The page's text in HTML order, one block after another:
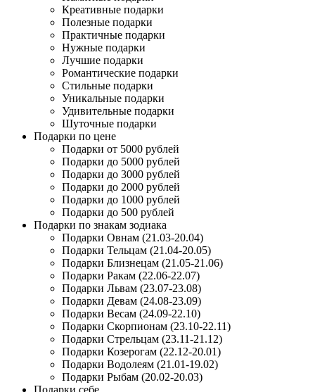
Креативные подарки
Полезные подарки
Практичные подарки
Нужные подарки
Лучшие подарки
Романтические подарки
Стильные подарки
Уникальные подарки
Удивительные подарки
Шуточные подарки
Подарки по цене
Подарки от 5000 рублей
Подарки до 5000 рублей
Подарки до 3000 рублей
Подарки до 2000 рублей
Подарки до 1000 рублей
Подарки до 500 рублей
Подарки по знакам зодиака
Подарки Овнам (21.03-20.04)
Подарки Тельцам (21.04-20.05)
Подарки Близнецам (21.05-21.06)
Подарки Ракам (22.06-22.07)
Подарки Львам (23.07-23.08)
Подарки Девам (24.08-23.09)
Подарки Весам (24.09-22.10)
Подарки Скорпионам (23.10-22.11)
Подарки Стрельцам (23.11-21.12)
Подарки Козерогам (22.12-20.01)
Подарки Водолеям (21.01-19.02)
Подарки Рыбам (20.02-20.03)
Подарки себе